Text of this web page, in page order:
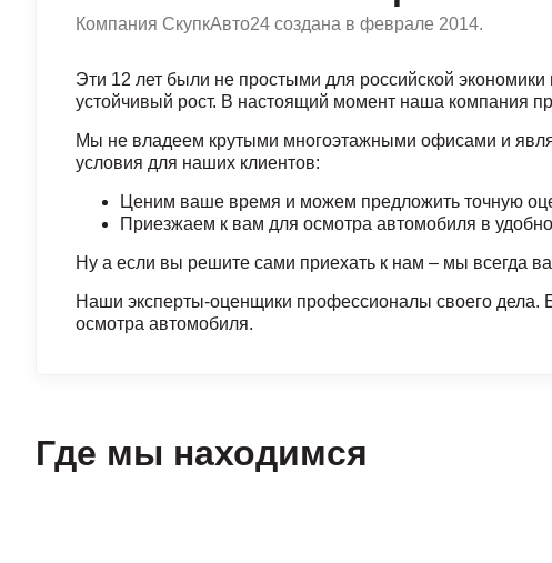
Компания СкупкАвто24 создана в феврале 2014.
Эти 12 лет были не простыми для российской
устойчивый рост. В настоящий момент наша компания
Мы не владеем крутыми многоэтажными офисами и
условия для наших клиентов:
Ценим ваше время и можем предложить точную
Приезжаем к вам для осмотра автомобиля в
Ну а если вы решите сами приехать к нам – мы всегда
Наши эксперты-оценщики профессионалы своего дела.
осмотра автомобиля.
Где мы находимся